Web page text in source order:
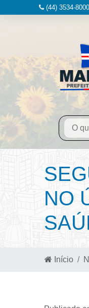
(44) 3534-8000
NO
Início